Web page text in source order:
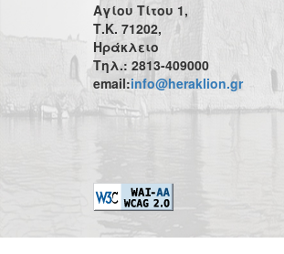
Αγίου Τίτου 1,
Τ.Κ. 71202,
Ηράκλειο
Τηλ.: 2813-409000
email:info@heraklion.gr